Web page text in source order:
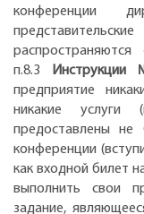
конференции
п.8.3
предприятие
никакие услуги
предоставлены
конференции
как входной билет
выполнить свои
задание,